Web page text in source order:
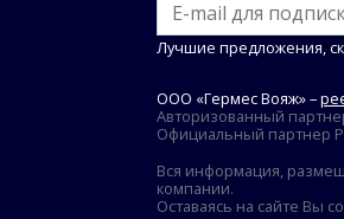
Лучшие предложения,
ООО «Гермес Вояж» –
Авторизованный
Официальный партнер
Вся информация,
компании.
Оставаясь на сайте Вы